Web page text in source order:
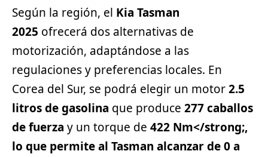
Según la región, el Kia Tasman
2025 ofrecerá dos alternativas de
motorización, adaptándose a las
regulaciones y preferencias locales. En
Corea del Sur, se podrá elegir un motor2.5
litros de gasolina que produce 277 caballos
de fuerza y un torque de 422 Nm</strong;,
lo que permite al Tasman alcanzar de 0 a